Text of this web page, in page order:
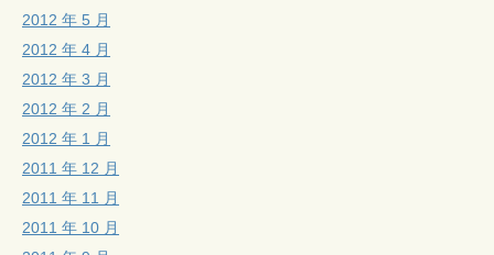
2012 年 5 月
2012 年 4 月
2012 年 3 月
2012 年 2 月
2012 年 1 月
2011 年 12 月
2011 年 11 月
2011 年 10 月